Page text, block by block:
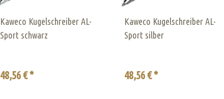
Kaweco Kugelschreiber AL-
Sport schwarz
48,56 € *
Kaweco Kugelschreiber AL-
Sport silber
48,56 € *